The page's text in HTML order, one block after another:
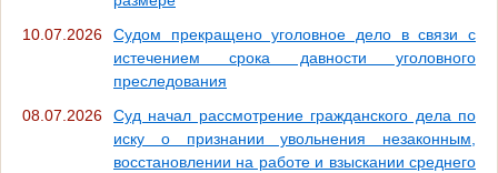
10.07.2026
Судом прекращено уголовное дело в связи с
истечением срока давности уголовного
преследования
08.07.2026
Суд начал рассмотрение гражданского дела по
иску о признании увольнения незаконным,
восстановлении на работе и взыскании среднего